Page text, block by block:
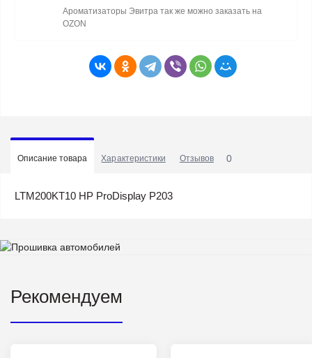
Ароматизаторы Эвитра так же можно заказать на
OZON
Описание товара Характеристики Отзывов 0
LTM200KT10 HP ProDisplay P203
Рекомендуем